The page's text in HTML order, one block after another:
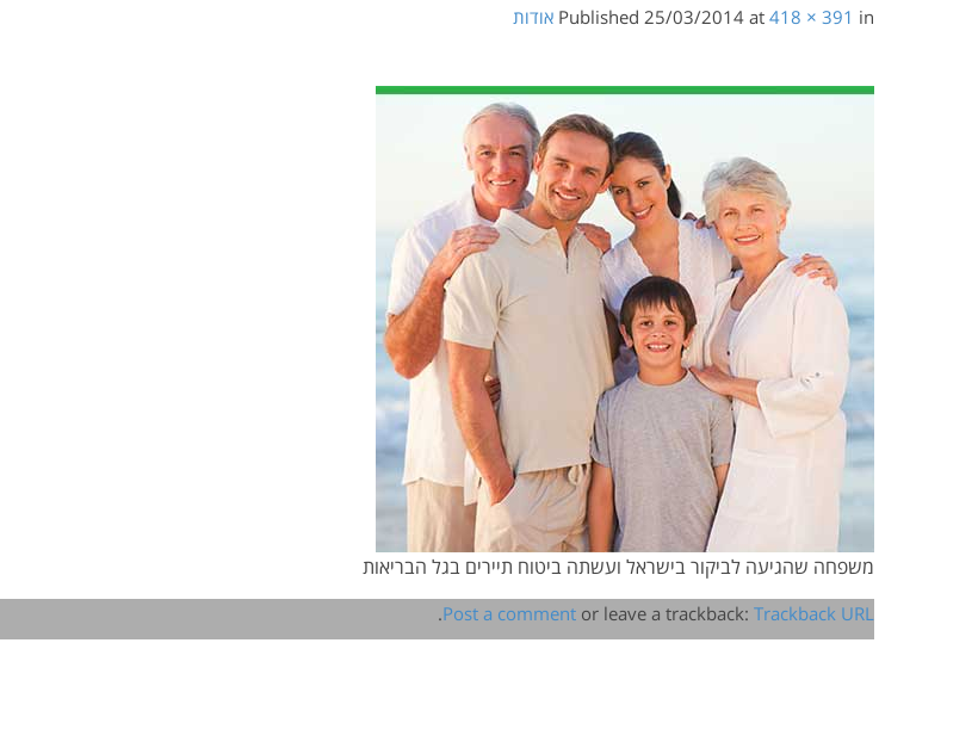
Published 25/03/2014 at 418 × 391 in אודות
משפחה שהגיעה לביקור בישראל ועשתה ביטוח תיירים בגל הבריאות
Post a comment or leave a trackback: Trackback URL
.